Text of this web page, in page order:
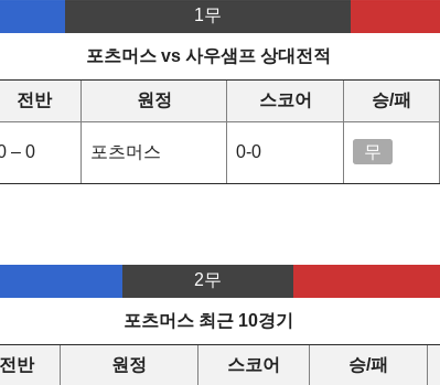
1무
포츠머스 vs 사우샘프 상대전적
전반 원정 스코어 승/패
– 0 포츠머스 0-0 무
2무
포츠머스 최근 10경기
전반 원정 스코어 승/패